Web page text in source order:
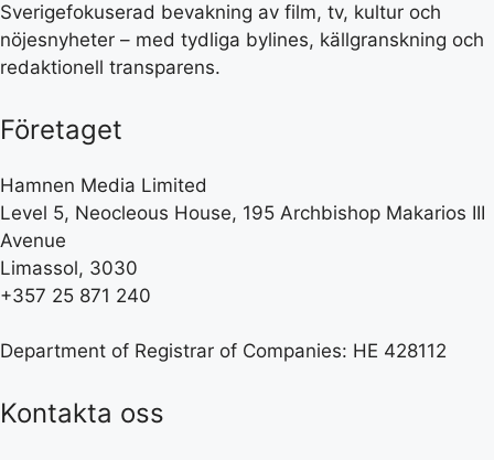
Sverigefokuserad bevakning av film, tv, kultur och
nöjesnyheter – med tydliga bylines, källgranskning och
redaktionell transparens.
Företaget
Hamnen Media Limited
Level 5, Neocleous House, 195 Archbishop Makarios III
Avenue
Limassol, 3030
+357 25 871 240
Department of Registrar of Companies: HE 428112
Kontakta oss